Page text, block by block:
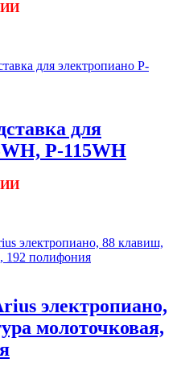
для
P-115WH
электропиано,
молоточковая,